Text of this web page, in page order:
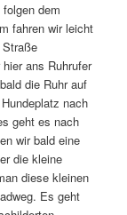
dem
fahren wir leicht
ans Ruhrufer
die Ruhr auf
nach
geht es nach
wir bald eine
die kleine
diese kleinen
Es geht